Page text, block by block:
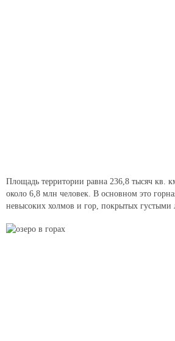
Площадь территории равна 236,8 тысяч кв.
около 6,8 млн человек. В основном это
невысоких холмов и гор, покрытых густыми